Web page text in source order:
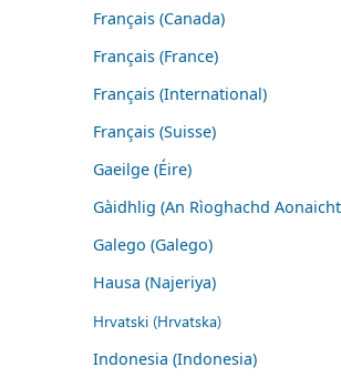
Français (Canada)
Français (France)
Français (International)
Français (Suisse)
Gaeilge (Éire)
Gàidhlig (An Rìoghachd
Galego (Galego)
Hausa (Najeriya)
Hrvatski (Hrvatska)
Indonesia (Indonesia)